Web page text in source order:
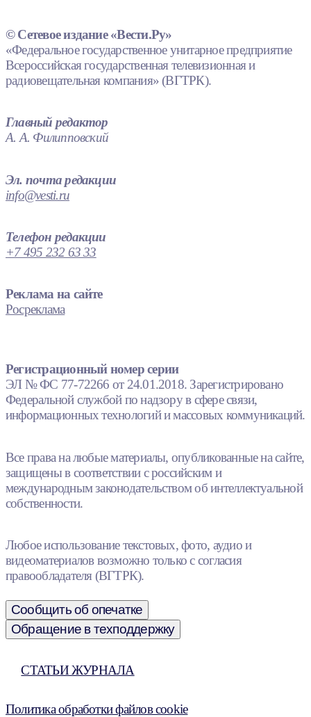
© Сетевое издание «Вести.Ру»
«Федеральное государственное унитарное предприятие
Всероссийская государственная телевизионная и
радиовещательная компания» (ВГТРК).
Главный редактор
А. А. Филипповский
Эл. почта редакции
info@vesti.ru
Телефон редакции
+7 495 232 63 33
Реклама на сайте
Росреклама
Регистрационный номер серии
ЭЛ № ФС 77-72266 от 24.01.2018. Зарегистрировано
Федеральной службой по надзору в сфере связи,
информационных технологий и массовых коммуникаций.
Все права на любые материалы, опубликованные на сайте,
защищены в соответствии с российским и
международным законодательством об интеллектуальной
собственности.
Любое использование текстовых, фото, аудио и
видеоматериалов возможно только с согласия
правообладателя (ВГТРК).
Сообщить об опечатке
Обращение в техподдержку
СТАТЬИ ЖУРНАЛА
Политика обработки файлов cookie